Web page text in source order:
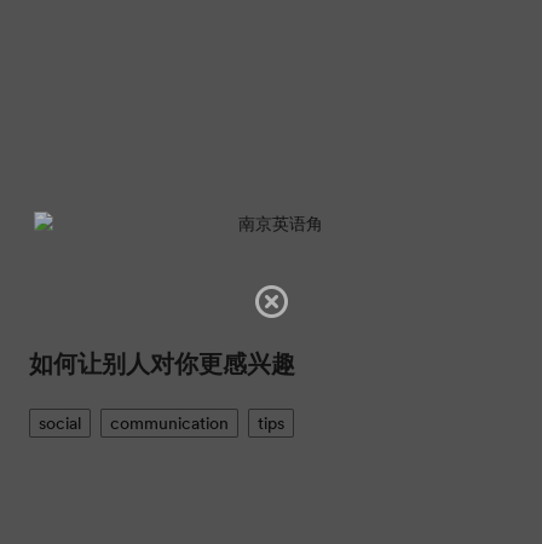
如何让别人对你更感兴趣
social communication tips